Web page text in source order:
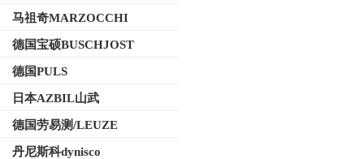
马祖奇MARZOCCHI
德国宝硕BUSCHJOST
德国PULS
日本AZBIL山武
德国劳易测/LEUZE
丹尼斯科dynisco